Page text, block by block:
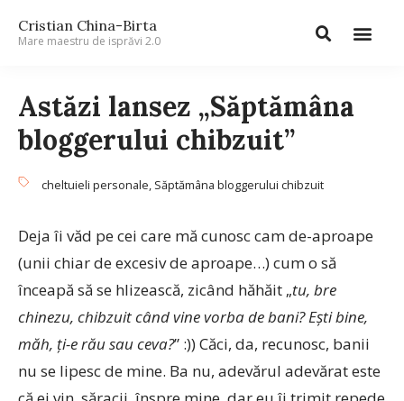
Cristian China-Birta
Mare maestru de isprăvi 2.0
Astăzi lansez „Săptămâna
bloggerului chibzuit”
cheltuieli personale, Săptămâna bloggerului chibzuit
Deja îi văd pe cei care mă cunosc cam de-aproape
(unii chiar de excesiv de aproape…) cum o să
înceapă să se hlizească, zicând hăhăit „tu, bre
chinezu, chibzuit când vine vorba de bani? Eşti bine,
măh, ţi-e rău sau ceva?” :)) Căci, da, recunosc, banii
nu se lipesc de mine. Ba nu, adevărul adevărat este